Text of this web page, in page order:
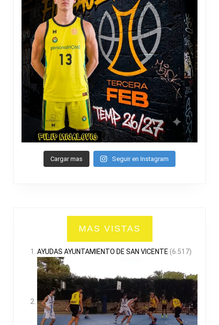
Cargar mas Seguir en Instagram
MAS VISTAS
AYUDAS AYUNTAMIENTO DE SAN VICENTE (6.517)